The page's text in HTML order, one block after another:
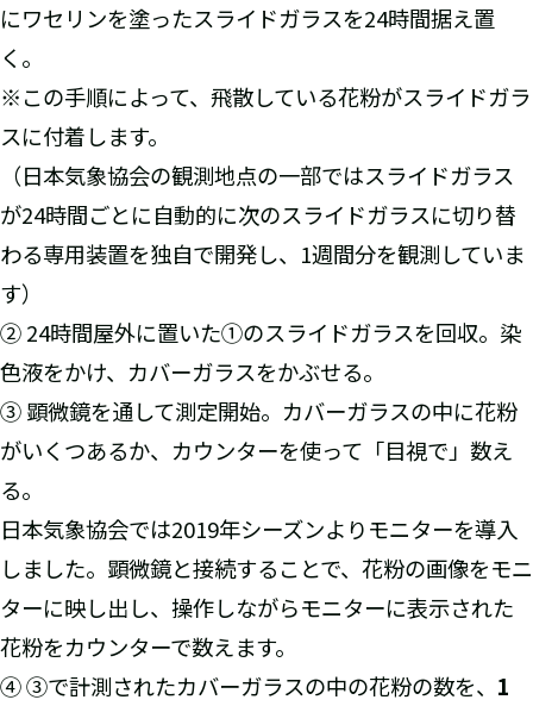
にワセリンを塗ったスライドガラスを24時間据え置
く。
※この手順によって、飛散している花粉がスライドガラ
スに付着します。
（日本気象協会の観測地点の一部ではスライドガラス
が24時間ごとに自動的に次のスライドガラスに切り替
わる専用装置を独自で開発し、1週間分を観測していま
す）
② 24時間屋外に置いた①のスライドガラスを回収。染
色液をかけ、カバーガラスをかぶせる。
③ 顕微鏡を通して測定開始。カバーガラスの中に花粉
がいくつあるか、カウンターを使って「目視で」数え
る。
日本気象協会では2019年シーズンよりモニターを導入
しました。顕微鏡と接続することで、花粉の画像をモニ
ターに映し出し、操作しながらモニターに表示された
花粉をカウンターで数えます。
④ ③で計測されたカバーガラスの中の花粉の数を、 1